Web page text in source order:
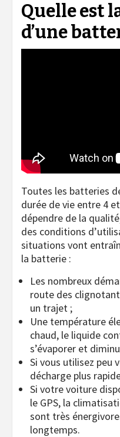
Quelle est
d’une
Toutes les batteries
durée de vie entre 4
dépendre de la
des conditions
situations vont
la batterie :
Les nombreux
route des
un trajet ;
Une température
chaud, le liquide
s’évaporer et
Si vous utilisez peu
décharge plus
Si votre voiture
le GPS, la
sont très
longtemps.